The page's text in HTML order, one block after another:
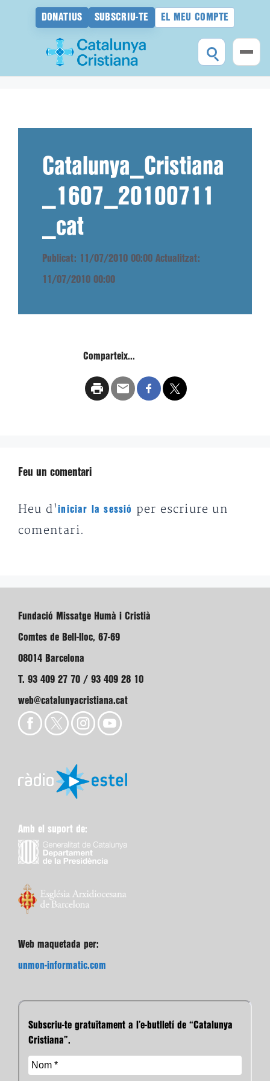
DONATIUS SUBSCRIU-TE EL MEU COMPTE
Catalunya_Cristiana
_1607_20100711
_cat
Publicat: 11/07/2010 00:00 Actualitzat:
11/07/2010 00:00
Comparteix...
Feu un comentari
Heu d'iniciar la sessió
per escriure un
comentari.
Fundació Missatge Humà i Cristià
Comtes de Bell-lloc, 67-69
08014 Barcelona
T. 93 409 27 70 / 93 409 28 10
web@catalunyacristiana.cat
Amb el suport de:
Web maquetada per:
unmon-informatic.com
Subscriu-te gratuïtament a l’e-butlletí de “Catalunya
Cristiana”.